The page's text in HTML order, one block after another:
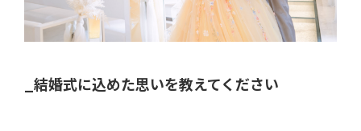
_結婚式に込めた思いを教えてください